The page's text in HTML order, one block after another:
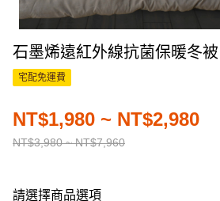
石墨烯遠紅外線抗菌保暖冬
宅配免運費
NT$3,980 ~ NT$7,960
NT$1,980 ~ NT$2,980
請選擇商品選項